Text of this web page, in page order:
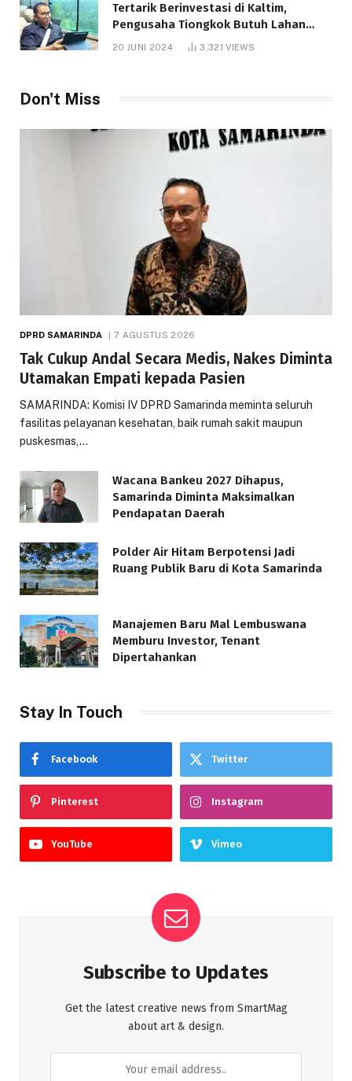
Tertarik Berinvestasi di Kaltim,
Pengusaha Tiongkok Butuh Lahan
1.000 Hektare
20 JUNI 2024 3,321VIEWS
Don't Miss
DPRD SAMARINDA 7 AGUSTUS 2026
Tak Cukup Andal Secara Medis, Nakes Diminta
Utamakan Empati kepada Pasien
SAMARINDA: Komisi IV DPRD Samarinda meminta seluruh
fasilitas pelayanan kesehatan, baik rumah sakit maupun
puskesmas,…
Wacana Bankeu 2027 Dihapus,
Samarinda Diminta Maksimalkan
Pendapatan Daerah
Polder Air Hitam Berpotensi Jadi
Ruang Publik Baru di Kota Samarinda
Manajemen Baru Mal Lembuswana
Memburu Investor, Tenant
Dipertahankan
Stay In Touch
Facebook Twitter
Pinterest Instagram
YouTube Vimeo
Subscribe to Updates
Get the latest creative news from SmartMag
about art & design.